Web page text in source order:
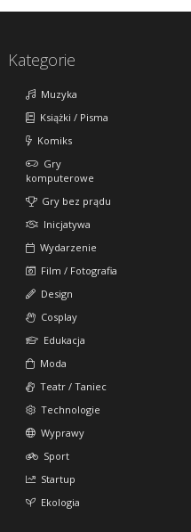
Kategorie
Muzyka
Książki / Pisma
Komiks
Gry
komputerowe
Gry bez prądu
Inicjatywa
Wydarzenie
Film / Fotografia
Design
Cosplay
Edukacja
Moda
Teatr / Taniec
Technologie
Wyprawy
Sport
Startup
Ekologia